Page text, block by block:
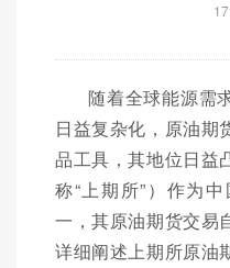
随着全球能源需
日益复杂化，原油期
品工具，其地位日益
称“上期所”）作为
一，其原油期货交易
详细阐述上期所原油